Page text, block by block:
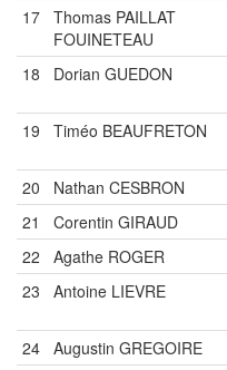
17 Thomas PAILLAT
FOUINETEAU
18 Dorian GUEDON
19 Timéo BEAUFRETON
20 Nathan CESBRON
21
Corentin GIRAUD
22
Agathe ROGER
23
Antoine LIEVRE
24 Augustin GREGOIRE